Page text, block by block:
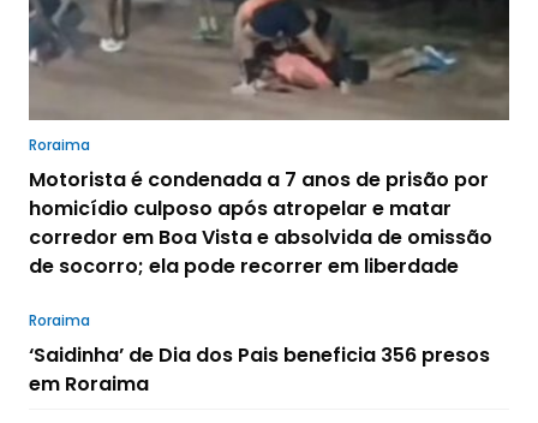
Roraima
Motorista é condenada a 7 anos de prisão por
homicídio culposo após atropelar e matar
corredor em Boa Vista e absolvida de omissão
de socorro; ela pode recorrer em liberdade
Roraima
‘Saidinha’ de Dia dos Pais beneficia 356 presos
em Roraima